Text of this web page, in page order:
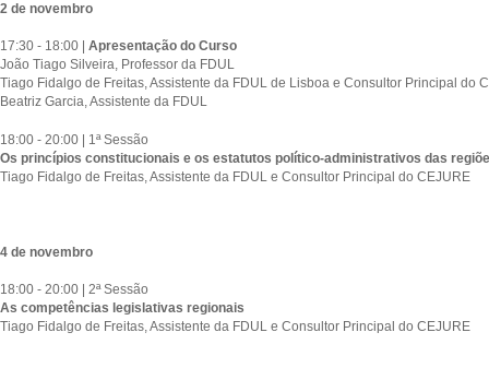
2 de novembro
17:30 - 18:00 | Apresentação do Curso
João Tiago Silveira, Professor da FDUL
Tiago Fidalgo de Freitas, Assistente da FDUL de Lisboa e Consultor Principal do
Beatriz Garcia, Assistente da FDUL
18:00 - 20:00 | 1ª Sessão
Os princípios constitucionais e os estatutos político-administrativos das
Tiago Fidalgo de Freitas, Assistente da FDUL e Consultor Principal do CEJURE
4 de novembro
18:00 - 20:00 | 2ª Sessão
As competências legislativas regionais
Tiago Fidalgo de Freitas, Assistente da FDUL e Consultor Principal do CEJURE